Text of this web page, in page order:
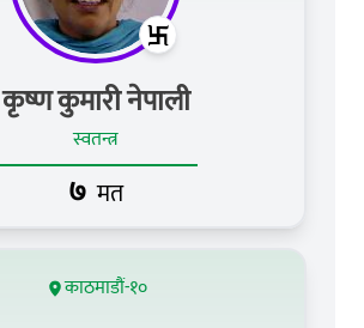
कृष्ण कुमारी नेपाली
स्वतन्त्र
७ मत
काठमाडौं-१०